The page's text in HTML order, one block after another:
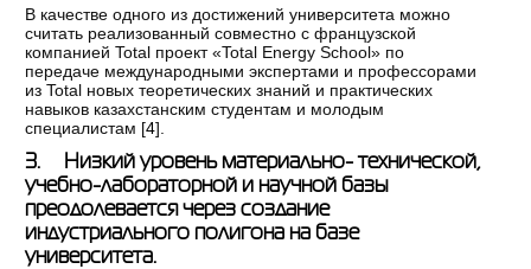
В качестве одного из достижений университета можно
считать реализованный совместно с французской
компанией Total проект «Total Energy School» по
передаче международными экспертами и профессорами
из Total новых теоретических знаний и практических
навыков казахстанским студентам и молодым
специалистам [4].
3. Низкий уровень материально- технической,
учебно-лабораторной и научной базы
преодолевается через создание
индустриального полигона на базе
университета.